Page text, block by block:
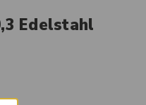
Edelstahl